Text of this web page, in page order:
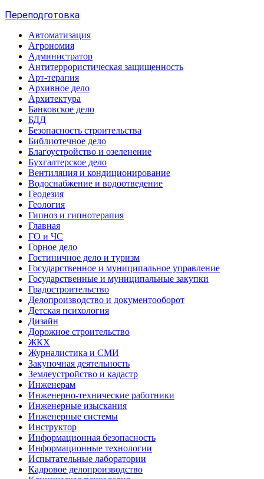
Переподготовка
Автоматизация
Агрономия
Администратор
Антитеррористическая защищенность
Арт-терапия
Архивное дело
Архитектура
Банковское дело
БДД
Безопасность строительства
Библиотечное дело
Благоустройство и озеленение
Бухгалтерское дело
Вентиляция и кондиционирование
Водоснабжение и водоотведение
Геодезия
Геология
Гипноз и гипнотерапия
Главная
ГО и ЧС
Горное дело
Гостиничное дело и туризм
Государственное и муниципальное управление
Государственные и муниципальные закупки
Градостроительство
Делопроизводство и документооборот
Детская психология
Дизайн
Дорожное строительство
ЖКХ
Журналистика и СМИ
Закупочная деятельность
Землеустройство и кадастр
Инженерам
Инженерно-технические работники
Инженерные изыскания
Инженерные системы
Инструктор
Информационная безопасность
Информационные технологии
Испытательные лаборатории
Кадровое делопроизводство